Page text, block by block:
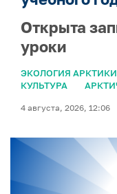
Открыта
уроки
ЭКОЛОГИЯ АРКТИКИ
КУЛЬТУРА
4 августа, 2026, 12:06